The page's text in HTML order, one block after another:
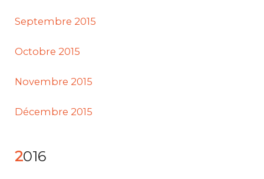
Septembre 2015
Octobre 2015
Novembre 2015
Décembre 2015
2016